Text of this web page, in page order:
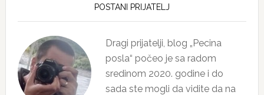
POSTANI PRIJATELJ
Dragi prijatelji, blog „Pecina
posla“ počeo je sa radom
sredinom 2020. godine i do
sada ste mogli da vidite da na